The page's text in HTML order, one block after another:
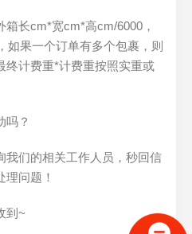
长cm*宽cm*高cm/6000，
如果一个订单有多个包裹，则
终计费重*计费重按照实重或
吗？
我们的相关工作人员，秒回信
问题！
到~